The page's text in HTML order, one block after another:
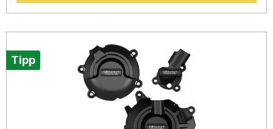
ermöglicht eine schnelle und einfache Installation oder den
weltweit in vielen Spitzenteams eingesetzt. Durch die
intensive Zusammenarbeit mit dem Motorradrennsport
wurde eine neue Generation von High-End Protektoren
entwickelt. Die Qualität der Kupplungsschutzabdeckungen
ist durch die offizielle Zertifizierung „FIM Approved“ der
Fédération Internationale de Motocyclisme belegt. Wenn
Sie also Wert auf Sicherheit, Funktionalität und ein
perfektes Erscheinungsbild legen, ist dieser Protektor die
ideale Wahl – er sieht nicht nur gut aus, sondern spart im
Tipp